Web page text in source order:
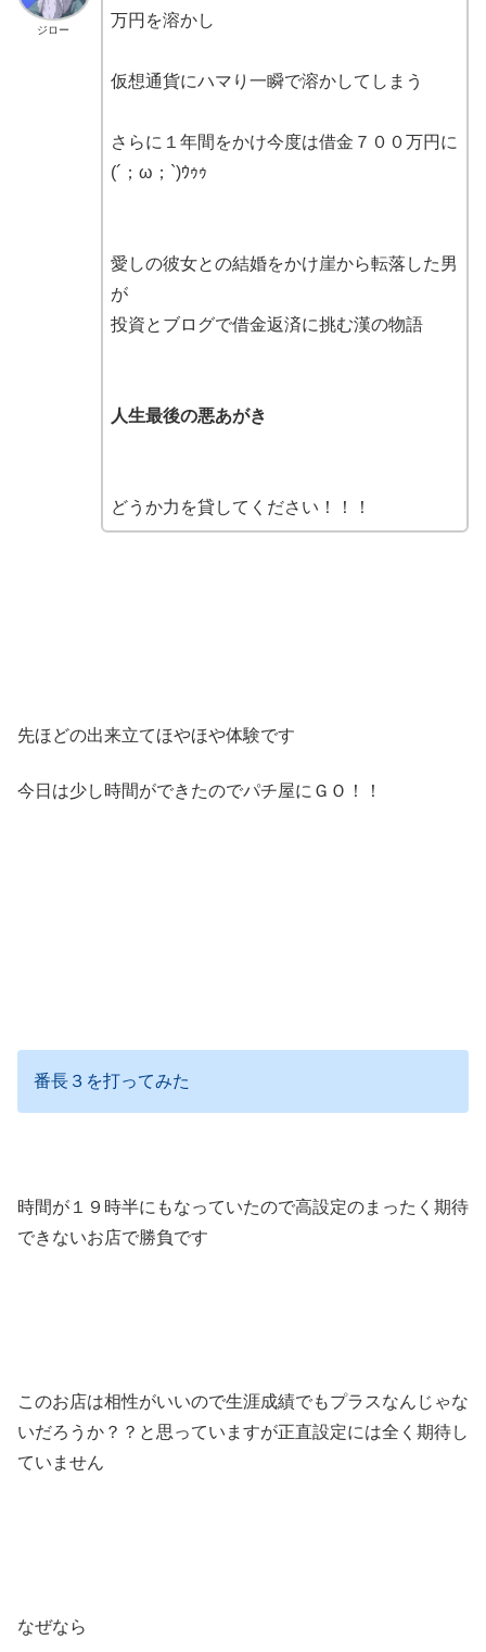
ジロー
万円を溶かし
仮想通貨にハマり一瞬で溶かしてしまう
さらに１年間をかけ今度は借金７００万円に
(´；ω；`)ｳｩｩ
愛しの彼女との結婚をかけ崖から転落した男
が
投資とブログで借金返済に挑む漢の物語
人生最後の悪あがき
どうか力を貸してください！！！
先ほどの出来立てほやほや体験です
今日は少し時間ができたのでパチ屋にＧＯ！！
番長３を打ってみた
時間が１９時半にもなっていたので高設定のまったく期待
できないお店で勝負です
このお店は相性がいいので生涯成績でもプラスなんじゃな
いだろうか？？と思っていますが正直設定には全く期待し
ていません
なぜなら